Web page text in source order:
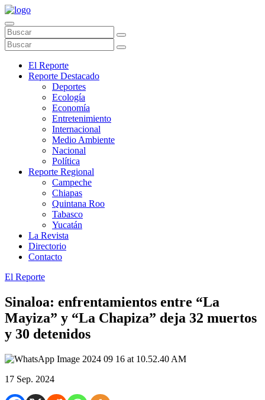
El Reporte
Reporte Destacado
Deportes
Ecología
Economía
Entretenimiento
Internacional
Medio Ambiente
Nacional
Política
Reporte Regional
Campeche
Chiapas
Quintana Roo
Tabasco
Yucatán
La Revista
Directorio
Contacto
El Reporte
Sinaloa: enfrentamientos entre “La
Mayiza” y “La Chapiza” deja 32 muertos
y 30 detenidos
17 Sep. 2024